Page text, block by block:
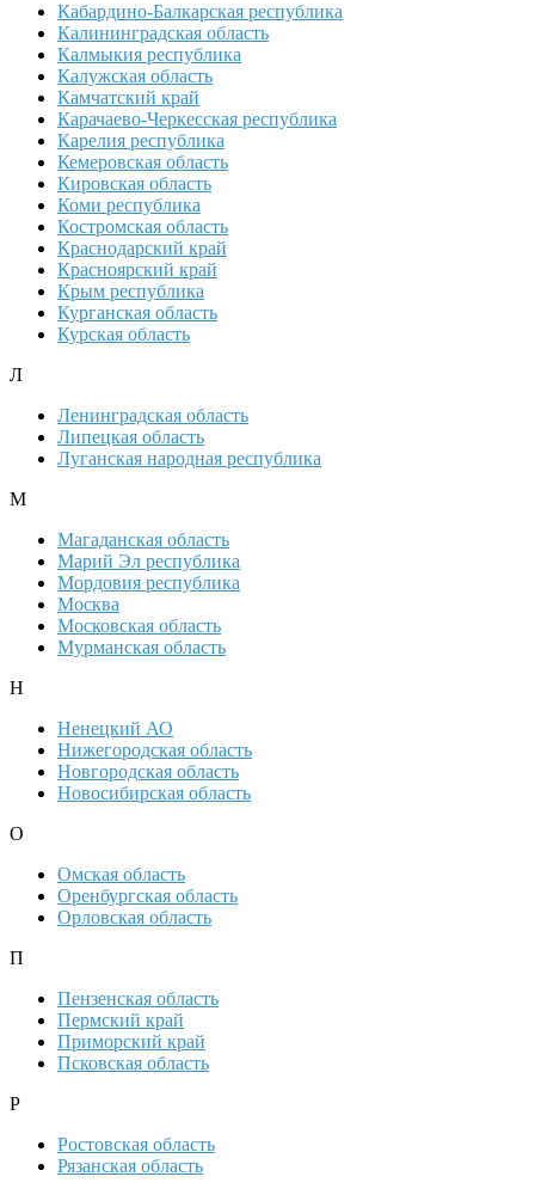
Кабардино-Балкарская республика
Калининградская область
Калмыкия республика
Калужская область
Камчатский край
Карачаево-Черкесская республика
Карелия республика
Кемеровская область
Кировская область
Коми республика
Костромская область
Краснодарский край
Красноярский край
Крым республика
Курганская область
Курская область
Л
Ленинградская область
Липецкая область
Луганская народная республика
М
Магаданская область
Марий Эл республика
Мордовия республика
Москва
Московская область
Мурманская область
Н
Ненецкий АО
Нижегородская область
Новгородская область
Новосибирская область
О
Омская область
Оренбургская область
Орловская область
П
Пензенская область
Пермский край
Приморский край
Псковская область
Р
Ростовская область
Рязанская область